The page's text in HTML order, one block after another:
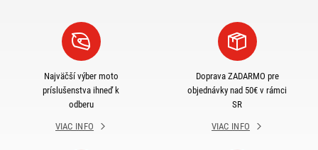
Najväčší výber moto
príslušenstva ihneď k
odberu
VIAC INFO
Doprava ZADARMO pre
objednávky nad 50€ v rámci
SR
VIAC INFO